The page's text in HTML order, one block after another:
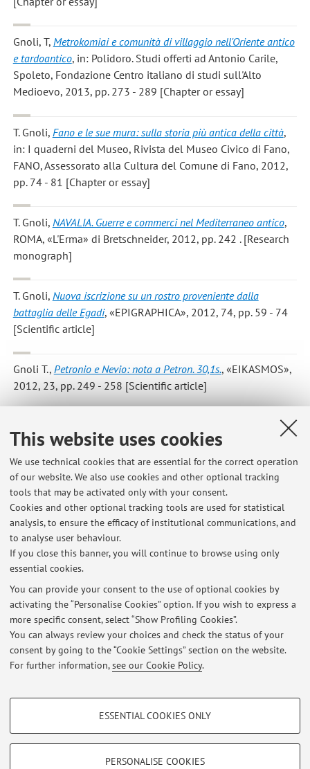
This website uses cookies
We use technical cookies that are essential for the correct operation
of our website. We also use cookies and other optional tracking
tools that may be activated only with your consent.
Cookies and other optional tracking tools are used for statistical
analysis, to ensure the efficacy of institutional communications, and
to analyse user behaviour.
If you close this banner, you will continue to browse using only
essential cookies.
You can provide your consent to the use of optional cookies by
activating the “Personalise Cookies” option. If you wish to express a
more specific consent, select “Show Profiling Cookies”.
You can always review your choices and check the status of your
consent by going to the “Cookie Settings” section on the website.
For further information,see our Cookie Policy.
PROFILING COOKIES - OPTIONAL
Show profiling cookies
ESSENTIAL COOKIES ONLY
PERSONALISE COOKIES
Gnoli, T, Metrokomiai e comunità di villaggio nell'Oriente antico
e tardoantico, in: Polidoro. Studi offerti ad Antonio Carile,
Spoleto, Fondazione Centro italiano di studi sull'Alto
Medioevo, 2013, pp. 273 - 289 [Chapter or essay]
T. Gnoli, Fano e le sue mura: sulla storia più antica della città,
in: I quaderni del Museo, Rivista del Museo Civico di Fano,
FANO, Assessorato alla Cultura del Comune di Fano, 2012,
pp. 74 - 81 [Chapter or essay]
T. Gnoli, NAVALIA. Guerre e commerci nel Mediterraneo antico,
ROMA, «L'Erma» di Bretschneider, 2012, pp. 242 . [Research
monograph]
T. Gnoli, Nuova iscrizione su un rostro proveniente dalla
battaglia delle Egadi, «EPIGRAPHICA», 2012, 74, pp. 59 - 74
[Scientific article]
Gnoli T., Petronio e Nevio: nota a Petron. 30,1s., «EIKASMOS»,
2012, 23, pp. 249 - 258 [Scientific article]
, «STUDI ROMAGNOLI», 2011, 62,
pp. 11 - 21 [Scientific article]
2 5
Publications prior to 2004
Latest news
Spostamento lezioni
Published on: November 25 2025
Restricted area
Loginto manage all website contents.